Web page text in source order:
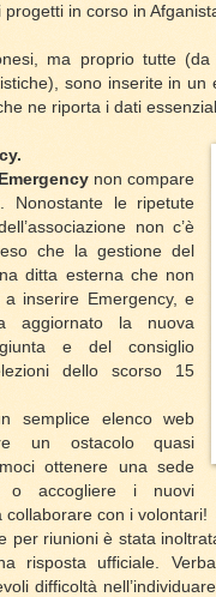
in corso in
ma proprio tutte
sono inserite in un
ne riporta i dati
Emergency non compare
Nonostante le ripetute
non c’è
che la gestione del
ditta esterna che non
inserire Emergency, e
la nuova
e del consiglio
dello scorso 15
semplice elenco web
un ostacolo quasi
ottenere una sede
o accogliere i nuovi
collaborare con i volontari!
per riunioni è stata
risposta ufficiale.
difficoltà